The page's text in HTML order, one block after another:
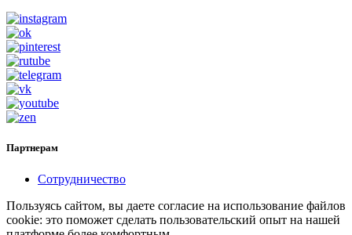
Партнерам
Сотрудничество
Пользуясь сайтом, вы даете согласие на использование файлов
cookie: это поможет сделать пользовательский опыт на нашей